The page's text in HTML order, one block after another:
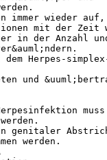
wieder
mit der Zeit
in der Anzahl
Herpes-
und
genitaler
werden.